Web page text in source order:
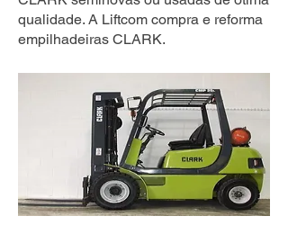
qualidade. A Liftcom compra e reforma
empilhadeiras CLARK.